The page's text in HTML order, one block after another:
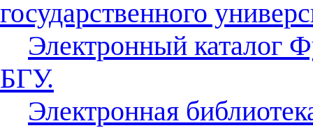
государственного
Электронный каталог
БГУ.
Электронная